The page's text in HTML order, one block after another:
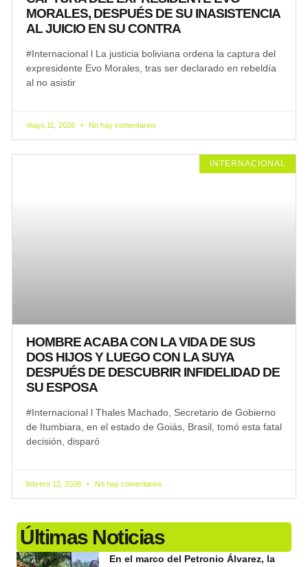
MORALES, DESPUÉS DE SU INASISTENCIA
AL JUICIO EN SU CONTRA
#Internacional l La justicia boliviana ordena la captura del
expresidente Evo Morales, tras ser declarado en rebeldía
al no asistir
mayo 11, 2026 No hay comentarios
INTERNACIONAL
HOMBRE ACABA CON LA VIDA DE SUS
DOS HIJOS Y LUEGO CON LA SUYA
DESPUÉS DE DESCUBRIR INFIDELIDAD DE
SU ESPOSA
#Internacional l Thales Machado, Secretario de Gobierno
de Itumbiara, en el estado de Goiás, Brasil, tomó esta fatal
decisión, disparó
febrero 12, 2026 No hay comentarios
Últimas Noticias
En el marco del Petronio Álvarez, la